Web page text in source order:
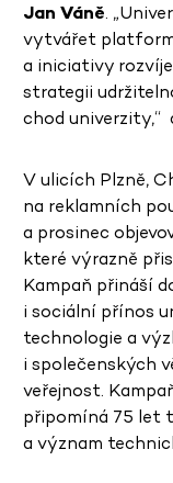
Jan Váně.
vytvářet
a iniciativy
strategii
chod univerzity,“
V ulicích Plzně,
na reklamních
a prosinec
které výrazně
Kampaň přináší
i sociální přínos
technologie a
i společenských
veřejnost.
připomíná 75 let
a význam